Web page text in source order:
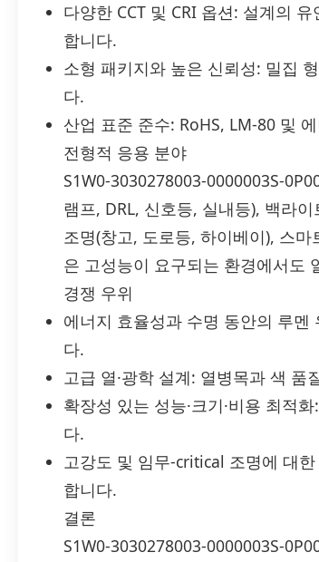
다양한 CCT 및 CRI 옵션: 설계의
합니다.
소형 패키지와 높은 신뢰성: 밀집
다.
산업 표준 준수: RoHS, LM-80 및
전형적 응용 분야
S1W0-3030278003-0000003S-
램프, DRL, 신호등, 실내등), 백라
조명(창고, 도로등, 하이베이), 스
은 고성능이 요구되는 환경에서도
경쟁 우위
에너지 효율성과 수명 동안의 루
다.
고급 열·광학 설계: 열병목과 색 품
확장성 있는 성능·크기·비용 최적
다.
고강도 및 임무-critical 조명에 대
합니다.
결론
S1W0-3030278003-0000003S-